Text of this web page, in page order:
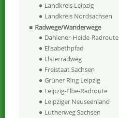
Landkreis Leipzig
Landkreis Nordsachsen
Radwege/Wanderwege
Dahlener-Heide-Radroute
Elisabethpfad
Elsterradweg
Freistaat Sachsen
Grüner Ring Leipzig
Leipzig-Elbe-Radroute
Leipziger Neuseenland
Lutherweg Sachsen